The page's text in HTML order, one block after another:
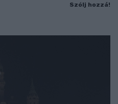
Szólj hozzá!